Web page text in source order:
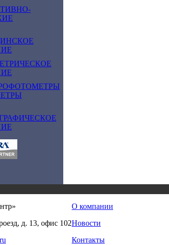
д. 13, офис 102
О компании
Новости
Контакты